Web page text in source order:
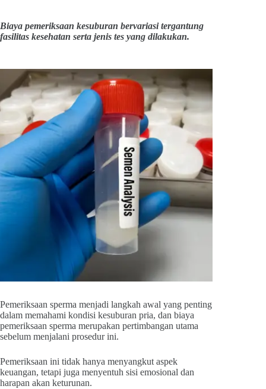
Biaya pemeriksaan kesuburan bervariasi tergantung
fasilitas kesehatan serta jenis tes yang dilakukan.
Pemeriksaan sperma menjadi langkah awal yang penting
dalam memahami kondisi kesuburan pria, dan biaya
pemeriksaan sperma merupakan pertimbangan utama
sebelum menjalani prosedur ini.
Pemeriksaan ini tidak hanya menyangkut aspek
keuangan, tetapi juga menyentuh sisi emosional dan
harapan akan keturunan.